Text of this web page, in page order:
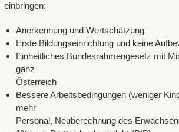
einbringen:
Anerkennung und Wertschätzung
Erste Bildungseinrichtung und keine
Einheitliches Bundesrahmengesetz mit
ganz
Österreich
Bessere Arbeitsbedingungen (weniger
mehr
Personal, Neuberechnung des